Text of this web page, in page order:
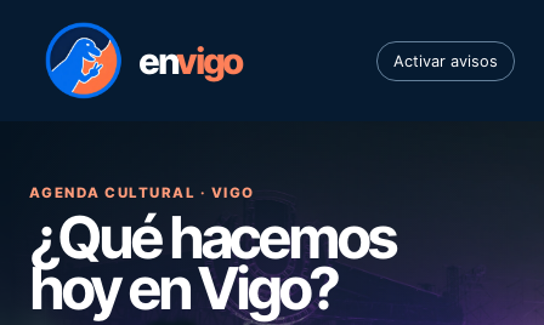
envigo Activar avisos
AGENDA CULTURAL · VIGO
¿Qué hacemos
hoy en Vigo?